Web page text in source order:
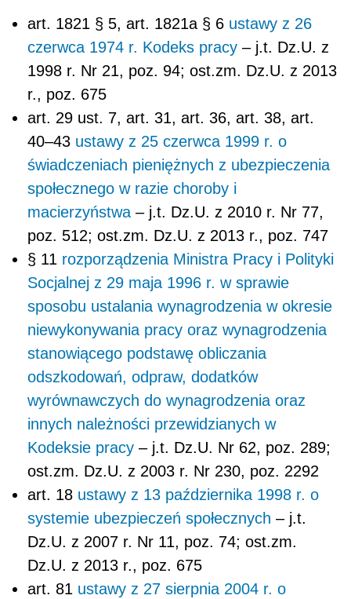
art. 1821 § 5, art. 1821a § 6 ustawy z 26
czerwca 1974 r. Kodeks pracy – j.t. Dz.U. z
1998 r. Nr 21, poz. 94; ost.zm. Dz.U. z 2013
r., poz. 675
art. 29 ust. 7, art. 31, art. 36, art. 38, art.
40–43 ustawy z 25 czerwca 1999 r. o
świadczeniach pieniężnych z ubezpieczenia
społecznego w razie choroby i
macierzyństwa – j.t. Dz.U. z 2010 r. Nr 77,
poz. 512; ost.zm. Dz.U. z 2013 r., poz. 747
§ 11 rozporządzenia Ministra Pracy i Polityki
Socjalnej z 29 maja 1996 r. w sprawie
sposobu ustalania wynagrodzenia w okresie
niewykonywania pracy oraz wynagrodzenia
stanowiącego podstawę obliczania
odszkodowań, odpraw, dodatków
wyrównawczych do wynagrodzenia oraz
innych należności przewidzianych w
Kodeksie pracy – j.t. Dz.U. Nr 62, poz. 289;
ost.zm. Dz.U. z 2003 r. Nr 230, poz. 2292
art. 18 ustawy z 13 października 1998 r. o
systemie ubezpieczeń społecznych – j.t.
Dz.U. z 2007 r. Nr 11, poz. 74; ost.zm.
Dz.U. z 2013 r., poz. 675
art. 81 ustawy z 27 sierpnia 2004 r. o